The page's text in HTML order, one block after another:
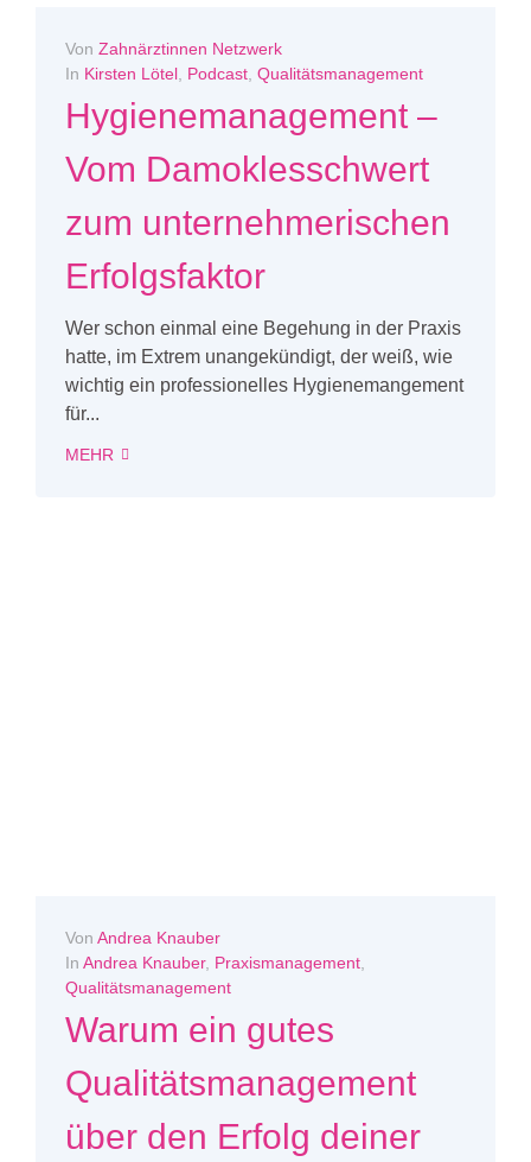
Von Zahnärztinnen Netzwerk
In Kirsten Lötel Podcast Qualitätsmanagement
Hygienemanagement –
Vom Damoklesschwert
zum unternehmerischen
Erfolgsfaktor
Wer schon einmal eine Begehung in der Praxis
hatte, im Extrem unangekündigt, der weiß, wie
wichtig ein professionelles Hygienemangement
für...
MEHR
Von Andrea Knauber
In Andrea Knauber, Praxismanagement
Qualitätsmanagement
Warum ein gutes
Qualitätsmanagement
über den Erfolg deiner